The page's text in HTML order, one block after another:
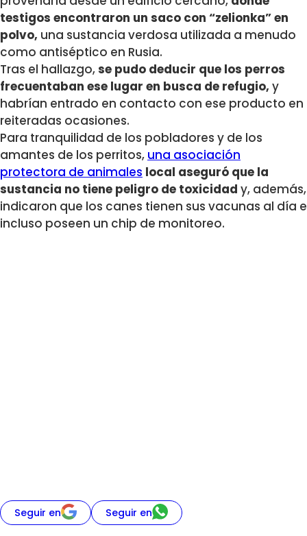
testigos encontraron un saco con “zelionka” en
polvo, una sustancia verdosa utilizada a menudo
como antiséptico en Rusia.
Tras el hallazgo,se pudo deducir que los perros
frecuentaban ese lugar en busca de refugio, y
habrían entrado en contacto con ese producto en
reiteradas ocasiones.
Para tranquilidad de los pobladores y de los
amantes de los perritos, una asociación
protectora de animales local aseguró que la
sustancia no tiene peligro de toxicidad y, además,
indicaron que los canes tienen sus vacunas al día e
incluso poseen un chip de monitoreo.
Seguir en Seguir en